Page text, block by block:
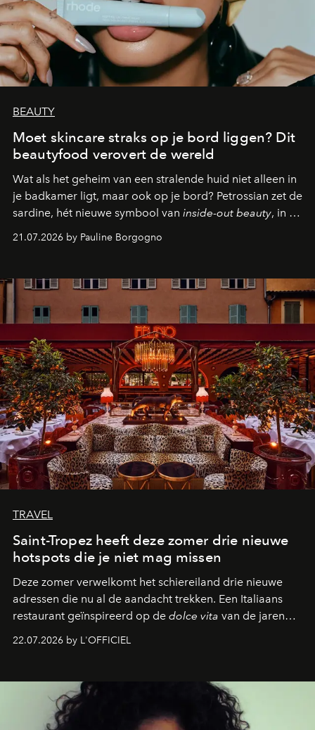
BEAUTY
Moet skincare straks op je bord liggen? Dit
beautyfood verovert de wereld
Wat als het geheim van een stralende huid niet alleen in
je badkamer ligt, maar ook op je bord? Petrossian zet de
sardine, hét nieuwe symbool van inside-out beauty, in de
kijker met twee gastronomische creaties.
21.07.2026 by Pauline Borgogno
TRAVEL
Saint-Tropez heeft deze zomer drie nieuwe
hotspots die je niet mag missen
Deze zomer verwelkomt het schiereiland drie nieuwe
adressen die nu al de aandacht trekken. Een Italiaans
restaurant geïnspireerd op de dolce vita van de jaren
zestig, een Japanse hotspot die na zonsondergang
verandert in een bruisende ontmoetingsplek en de
neerstrijkt in Saint-Tropez. Dit zijn de nieuwe adressen
die deze zomer de toon zetten, van lange lunches tot
zwoele nachten.
22.07.2026 by L'OFFICIEL